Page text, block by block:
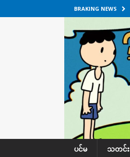
BRAKING NEWS
ပင်မ သတင်း